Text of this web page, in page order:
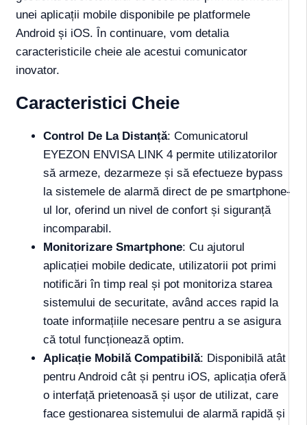
unei aplicații mobile disponibile pe platformele
Android și iOS. În continuare, vom detalia
caracteristicile cheie ale acestui comunicator
inovator.
Caracteristici Cheie
Control De La Distanță: Comunicatorul
EYEZON ENVISA LINK 4 permite utilizatorilor
să armeze, dezarmeze și să efectueze bypass
la sistemele de alarmă direct de pe smartphone-
ul lor, oferind un nivel de confort și siguranță
incomparabil.
Monitorizare Smartphone: Cu ajutorul
aplicației mobile dedicate, utilizatorii pot primi
notificări în timp real și pot monitoriza starea
sistemului de securitate, având acces rapid la
toate informațiile necesare pentru a se asigura
că totul funcționează optim.
Aplicație Mobilă Compatibilă: Disponibilă atât
pentru Android cât și pentru iOS, aplicația oferă
o interfață prietenoasă și ușor de utilizat, care
face gestionarea sistemului de alarmă rapidă și